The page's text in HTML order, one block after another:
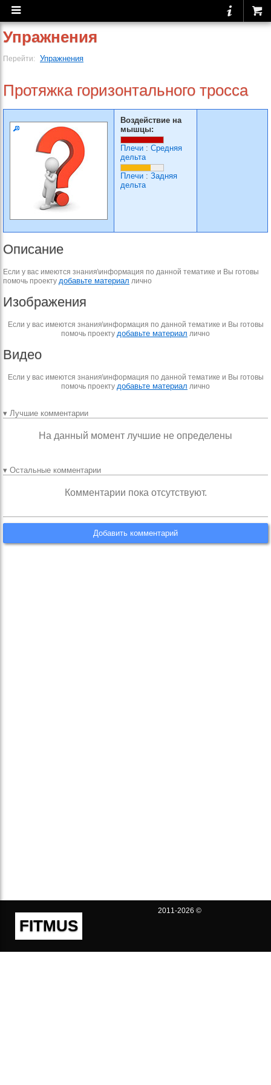
Упражнения
Перейти: Упражнения
Протяжка горизонтального тросса
Воздействие на
мышцы:
Плечи : Средняя
дельта
Плечи : Задняя
дельта
Описание
Если у вас имеются знания\информация по данной тематике и Вы готовы
помочь проекту добавьте материал лично
Изображения
Если у вас имеются знания\информация по данной тематике и Вы готовы
помочь проекту добавьте материал лично
Видео
Если у вас имеются знания\информация по данной тематике и Вы готовы
помочь проекту добавьте материал лично
▾ Лучшие комментарии
На данный момент лучшие не определены
▾ Остальные комментарии
Комментарии пока отсутствуют.
Добавить комментарий
FITMUS
2011-2026 ©